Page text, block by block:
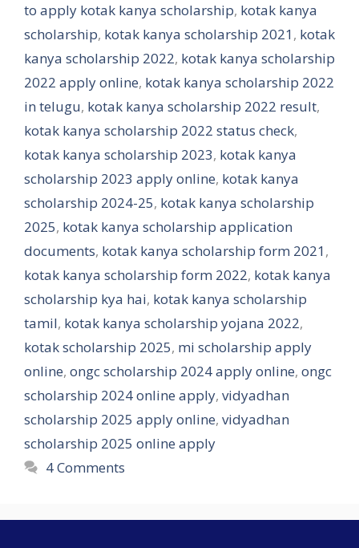
to apply kotak kanya scholarship, kotak kanya
scholarship, kotak kanya scholarship 2021, kotak
kanya scholarship 2022, kotak kanya scholarship
2022 apply online, kotak kanya scholarship 2022
in telugu, kotak kanya scholarship 2022 result,
kotak kanya scholarship 2022 status check,
kotak kanya scholarship 2023, kotak kanya
scholarship 2023 apply online, kotak kanya
scholarship 2024-25, kotak kanya scholarship
2025, kotak kanya scholarship application
documents, kotak kanya scholarship form 2021,
kotak kanya scholarship form 2022, kotak kanya
scholarship kya hai, kotak kanya scholarship
tamil, kotak kanya scholarship yojana 2022,
kotak scholarship 2025, mi scholarship apply
online, ongc scholarship 2024 apply online, ongc
scholarship 2024 online apply, vidyadhan
scholarship 2025 apply online, vidyadhan
scholarship 2025 online apply
4 Comments